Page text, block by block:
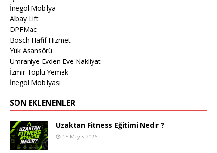
İnegöl Mobilya
Albay Lift
DPFMac
Bosch Hafif Hizmet
Yük Asansörü
Ümraniye Evden Eve Nakliyat
İzmir Toplu Yemek
İnegöl Mobilyası
SON EKLENENLER
Uzaktan Fitness Eğitimi Nedir ?
15 Mayıs 2026